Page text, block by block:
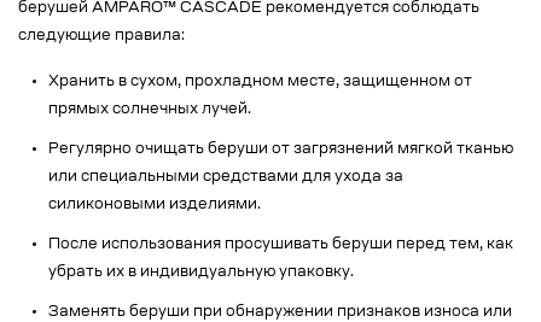
берушей AMPARO™ CASCADE рекомендуется соблюдать
следующие правила:
Хранить в сухом, прохладном месте, защищенном от
прямых солнечных лучей.
Регулярно очищать беруши от загрязнений мягкой тканью
или специальными средствами для ухода за
силиконовыми изделиями.
После использования просушивать беруши перед тем, как
убрать их в индивидуальную упаковку.
Заменять беруши при обнаружении признаков износа или